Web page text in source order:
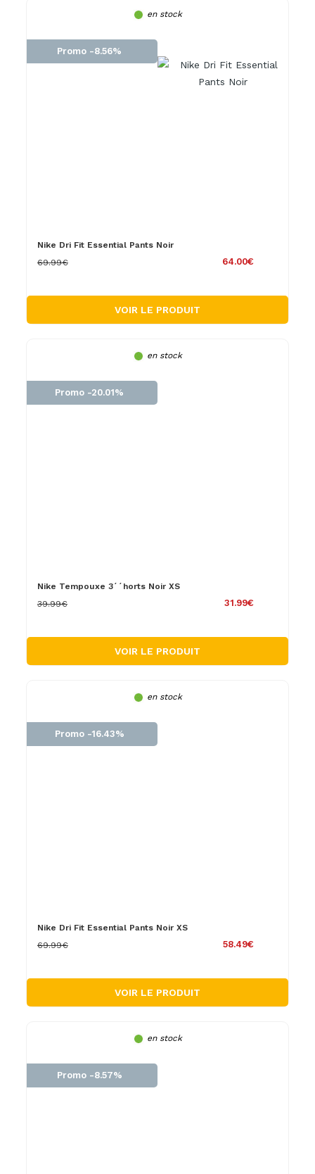
en stock
Promo -8.56%
Nike Dri Fit Essential Pants Noir
64.00€
69.99€
VOIR LE PRODUIT
en stock
Promo -20.01%
Nike Tempouxe 3´´horts Noir XS
31.99€
39.99€
VOIR LE PRODUIT
en stock
Promo -16.43%
Nike Dri Fit Essential Pants Noir XS
58.49€
69.99€
VOIR LE PRODUIT
en stock
Promo -8.57%